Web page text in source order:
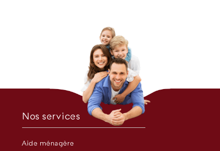
Nos services
Aide ménagère